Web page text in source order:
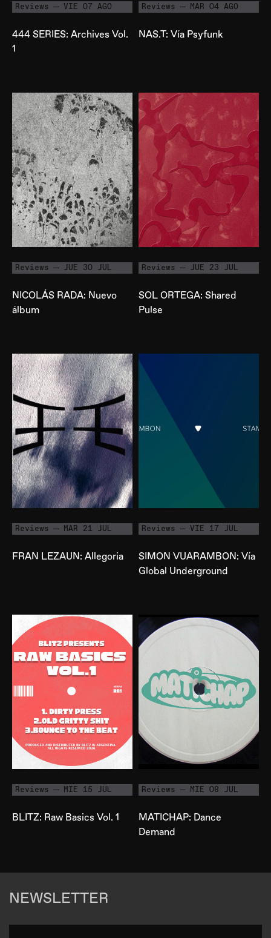
Reviews VIE 07 AGO
444 SERIES: Archives Vol.
1
Reviews MAR 04 AGO
NAS.T: Vía Psyfunk
Reviews JUE 30 JUL
NICOLÁS RADA: Nuevo
álbum
Reviews JUE 23 JUL
SOL ORTEGA: Shared
Pulse
Reviews MAR 21 JUL
FRAN LEZAUN: Allegoria
Reviews VIE 17 JUL
SIMON VUARAMBON: Vía
Global Underground
Reviews MIE 15 JUL
BLITZ: Raw Basics Vol. 1
Reviews MIE 08 JUL
MATICHAP: Dance
Demand
NEWSLETTER